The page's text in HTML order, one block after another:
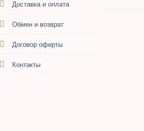
Доставка и оплата
Обмен и возврат
Договор оферты
Контакты